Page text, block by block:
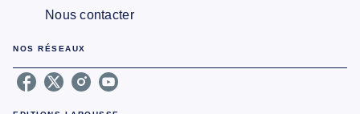
Nous contacter
NOS RÉSEAUX